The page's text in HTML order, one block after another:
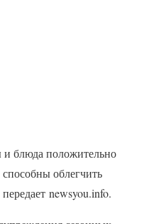
и блюда положительно
облегчить
newsyou.info.